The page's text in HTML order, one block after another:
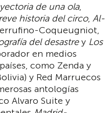
de una ola,
historia del circo, Al-
Coqueugniot,
del desastrey Los
en medios
como Zenda y
y Red Marruecos
antologías
Alvaro Suite y